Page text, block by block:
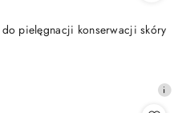
pielęgnacji konserwacji skóry